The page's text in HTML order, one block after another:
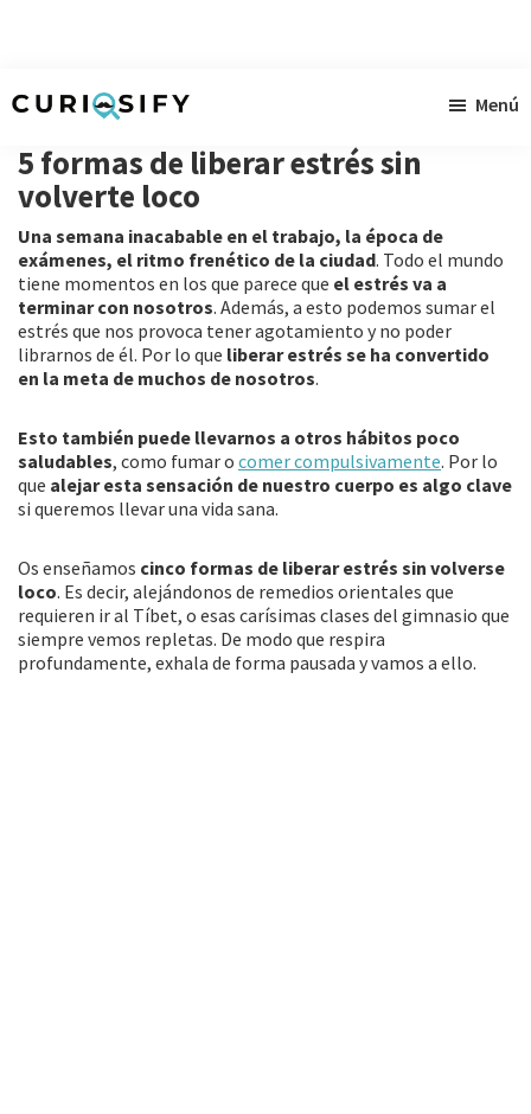
contenido
principal
barra
primaria
pie
de
Noticias
singulares
a
raudales
Menú
5 formas de liberar estrés sin
volverte loco
Una semana inacabable en el trabajo, la época de
exámenes, el ritmo frenético de la ciudad. Todo el mundo
tiene momentos en los que parece que el estrés va a
terminar con nosotros. Además, a esto podemos sumar el
estrés que nos provoca tener agotamiento y no poder
librarnos de él. Por lo que liberar estrés se ha convertido
en la meta de muchos de nosotros.
Esto también puede llevarnos a otros hábitos poco
saludables, como fumar o comer compulsivamente. Por lo
que alejar esta sensación de nuestro cuerpo es algo clave
si queremos llevar una vida sana.
Os enseñamos cinco formas de liberar estrés sin volverse
loco. Es decir, alejándonos de remedios orientales que
requieren ir al Tíbet, o esas carísimas clases del gimnasio que
siempre vemos repletas. De modo que respira
profundamente, exhala de forma pausada y vamos a ello.